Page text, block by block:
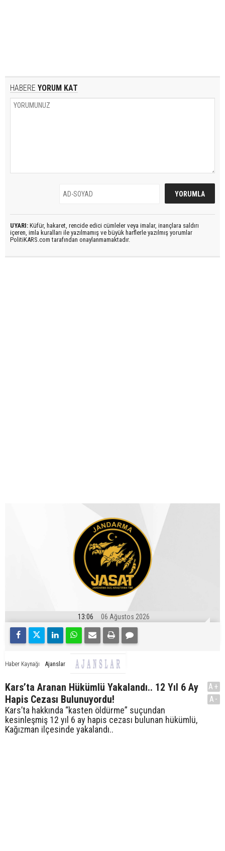
HABERE YORUM KAT
UYARI: Küfür, hakaret, rencide edici cümleler veya imalar, inançlara saldırı
içeren, imla kuralları ile yazılmamış ve büyük harflerle yazılmış yorumlar
PolitiKARS.com tarafından onaylanmamaktadır.
13:06 06 Ağustos 2026
Haber Kaynağı Ajanslar
Kars’ta Aranan Hükümlü Yakalandı.. 12 Yıl 6 Ay
Hapis Cezası Bulunuyordu!
Kars’ta hakkında “kasten öldürme” suçundan
kesinleşmiş 12 yıl 6 ay hapis cezası bulunan hükümlü,
Kağızman ilçesinde yakalandı..
A+
A-